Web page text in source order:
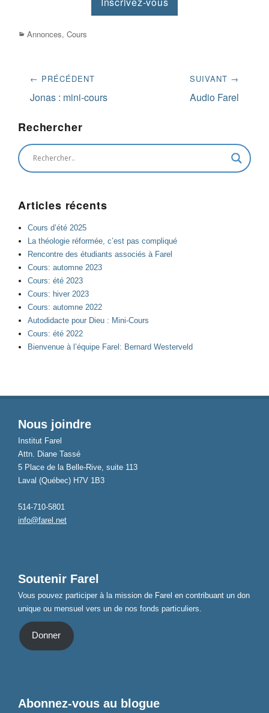
Categories
Annonces, Cours
Navigation
de
l’article
← PRÉCÉDENT
Previous
Jonas : mini-cours
SUIVANT →
Audio Farel
Rechercher
Articles récents
Cours d’été 2025
La théologie réformée, c’est pas compliqué
Rencontre des étudiants associés à Farel
Cours: automne 2023
Cours: été 2023
Cours: hiver 2023
Cours: automne 2022
Autodidacte pour Dieu : Mini-Cours
Cours: été 2022
Bienvenue à l’équipe Farel: Bernard Westerveld
Nous joindre
Institut Farel
Attn. Diane Tassé
5 Place de la Belle-Rive, suite 113
Laval (Québec) H7V 1B3
514-710-5801
info@farel.net
Soutenir Farel
Vous pouvez participer à la mission de Farel en contribuant un don
unique ou mensuel vers un de nos fonds particuliers.
Donner
Abonnez-vous au blogue